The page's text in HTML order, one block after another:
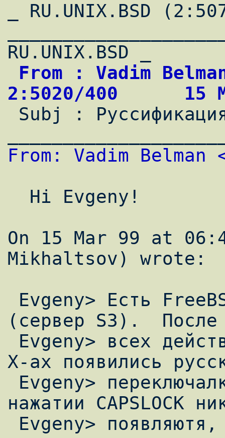
_ RU.UNIX.BSD
2:5020/400      15
From: Vadim Belman
On 15 Mar 99 at
Mikhaltsov) wrote:
(сервер S3).  После
X-ах появились
нажатии CAPSLOCK